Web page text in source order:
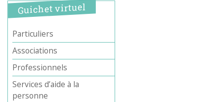
Guichet virtuel
Particuliers
Associations
Professionnels
Services d’aide à la
personne